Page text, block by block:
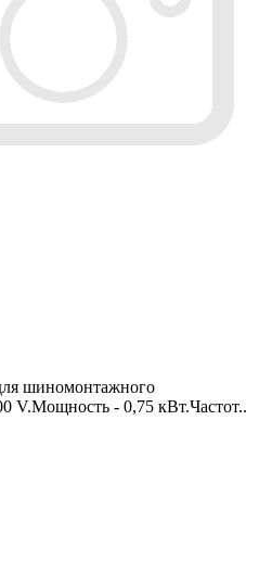
шиномонтажного
V.Мощность - 0,75 кВт.Частот..